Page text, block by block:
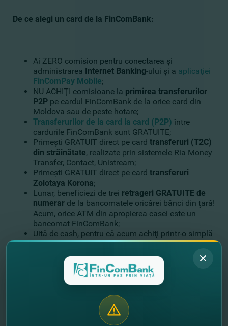
De ce alegi un card de la FinComBank:
Ai ZERO comision pentru conectarea şi
administrarea Internet Banking-ului şi a aplicaţiei
FinComPay Mobile;
NU ACHIŢI comisioane la primirea transferurilor
P2P pe cardul FinComBank de la orice card din
Moldova sau de peste hotare;
Transferurilor de la card la card (P2P) între
cardurile FinComBank sunt GRATUITE;
Primeşti GRATUIT direct pe card transferuri (T2C)
din străinătate, realizate prin sistemele Ria Money
Transfer, Contact, Unistream;
Primeşti GRATUIT direct pe card transferuri
Zolotaya Korona;
Lunar, beneficiezi de trei retrageri GRATUITE de
numerar de la bancomatele oricărei bănci din ţară!
Acum, orice ATM din apropierea casei este un
bancomat FinComBank;
Uită de cash, pentru că acum achiţi printr-o simplă
atingere, folosindtehnologia Contactless;
Efectuezi plăţi prin Internet în maximă siguranţă
serviciul 3D-Secure
Deschide cardul onlineACUM!
Alte noutăţi